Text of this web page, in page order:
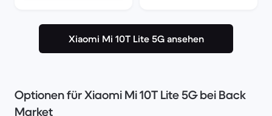
Xiaomi Mi 10T Lite 5G ansehen
Optionen für Xiaomi Mi 10T Lite 5G bei Back
Market